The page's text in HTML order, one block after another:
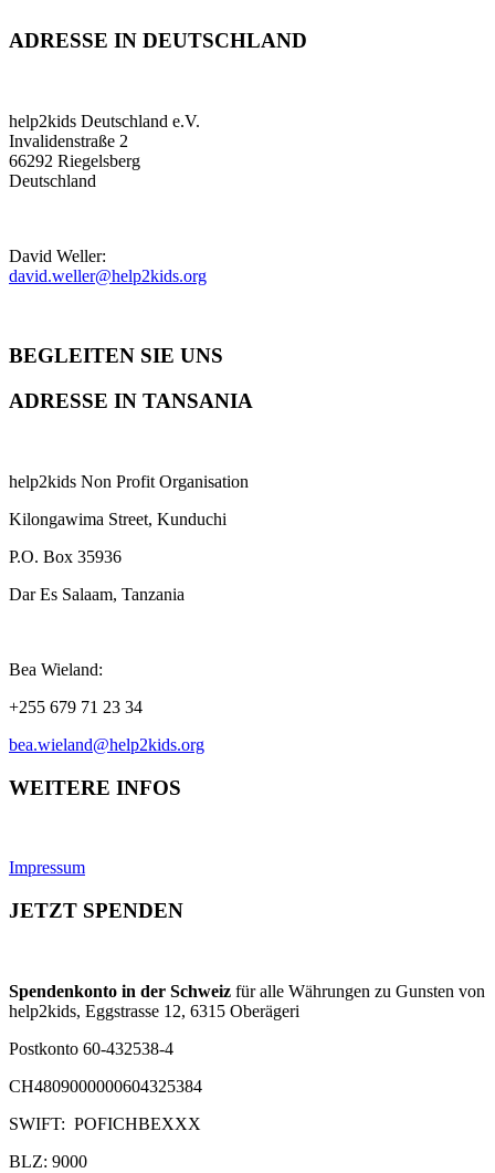
ADRESSE IN DEUTSCHLAND
help2kids Deutschland e.V.
Invalidenstraße 2
66292 Riegelsberg
Deutschland
David Weller:
david.weller@help2kids.org
BEGLEITEN SIE UNS
ADRESSE IN TANSANIA
help2kids Non Profit Organisation
Kilongawima Street, Kunduchi
P.O. Box 35936
Dar Es Salaam, Tanzania
Bea Wieland:
+255 679 71 23 34
bea.wieland@help2kids.org
WEITERE INFOS
Impressum
JETZT SPENDEN
Spendenkonto in der Schweiz für alle Währungen zu Gunsten von
help2kids, Eggstrasse 12, 6315 Oberägeri
Postkonto 60-432538-4
CH4809000000604325384
SWIFT: POFICHBEXXX
BLZ: 9000